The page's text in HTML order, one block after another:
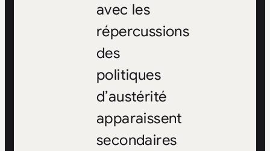
avec les
répercussions
des
politiques
d’austérité
apparaissent
secondaires